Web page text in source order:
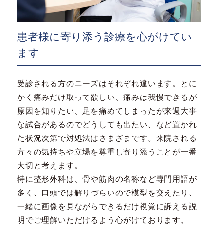
患者様に寄り添う診療を心がけてい
ます
受診される方のニーズはそれぞれ違います。とに
かく痛みだけ取って欲しい、痛みは我慢できるが
原因を知りたい、足を痛めてしまったが来週大事
な試合があるのでどうしても出たい、など置かれ
た状況次第で対処法はさまざまです。来院される
方々の気持ちや立場を尊重し寄り添うことが一番
大切と考えます。
特に整形外科は、骨や筋肉の名称など専門用語が
多く、口頭では解りづらいので模型を交えたり、
一緒に画像を見ながらできるだけ視覚に訴える説
明でご理解いただけるよう心がけております。